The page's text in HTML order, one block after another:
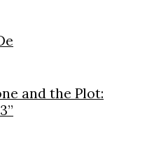
and the Plot: